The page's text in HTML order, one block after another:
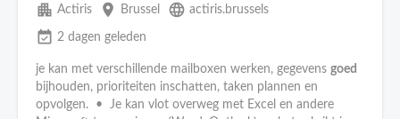
apartment Actiris place Brussel language actiris.brussels
event_available 2 dagen geleden
je kan met verschillende mailboxen werken, gegevens goed
bijhouden, prioriteiten inschatten, taken plannen en
opvolgen. • Je kan vlot overweg met Excel en andere